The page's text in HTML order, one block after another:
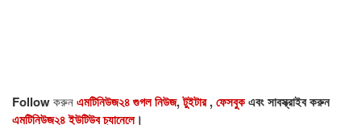
Followকরুনএমটিনিউজ২৪ গুগল নিউজ,টুইটার,ফেসবুকএবং সাবস্ক্রাইব করুন
এমটিনিউজ২৪ ইউটিউব চ্যানেলে।